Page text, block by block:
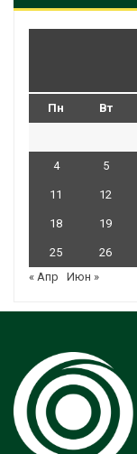
Пн Вт
4 5
11 12
18 19
25 26
« Апр
Июн »